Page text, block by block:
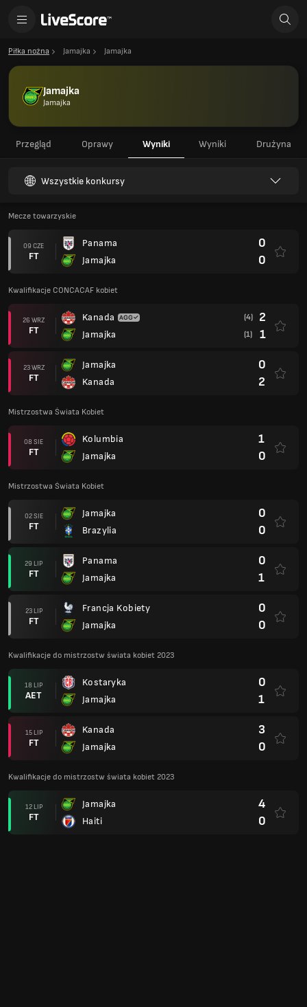
Piłka nożna Jamajka Jamajka
Jamajka
Jamajka
Przegląd Oprawy Wyniki Wyniki Drużyna
Wszystkie konkursy
Mecze towarzyskie
09 CZE
FT
Panama
Jamajka
0
0
Kwalifikacje CONCACAF kobiet
26 WRZ
FT
Kanada
Jamajka
(4) 2
(1) 1
23 WRZ
FT
Jamajka
Kanada
0
2
Mistrzostwa Świata Kobiet
08 SIE
FT
Kolumbia
Jamajka
1
0
Mistrzostwa Świata Kobiet
02 SIE
FT
Jamajka
Brazylia
0
0
29 LIP
FT
Panama
Jamajka
0
1
23 LIP
FT
Francja Kobiety
Jamajka
0
0
Kwalifikacje do mistrzostw świata kobiet 2023
18 LIP
AET
Kostaryka
Jamajka
0
1
15 LIP
FT
Kanada
Jamajka
3
0
Kwalifikacje do mistrzostw świata kobiet 2023
12 LIP
FT
Jamajka
Haiti
4
0